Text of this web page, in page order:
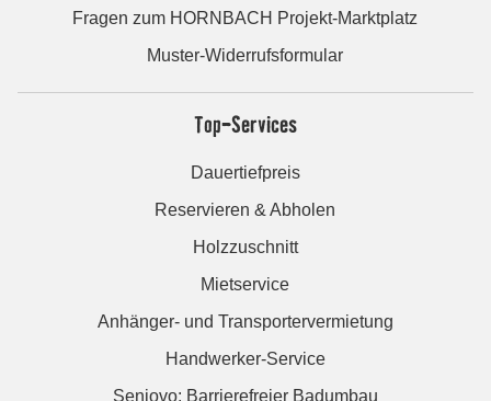
Fragen zum HORNBACH Projekt-Marktplatz
Muster-Widerrufsformular
Top-Services
Dauertiefpreis
Reservieren & Abholen
Holzzuschnitt
Mietservice
Anhänger- und Transportervermietung
Handwerker-Service
Seniovo: Barrierefreier Badumbau